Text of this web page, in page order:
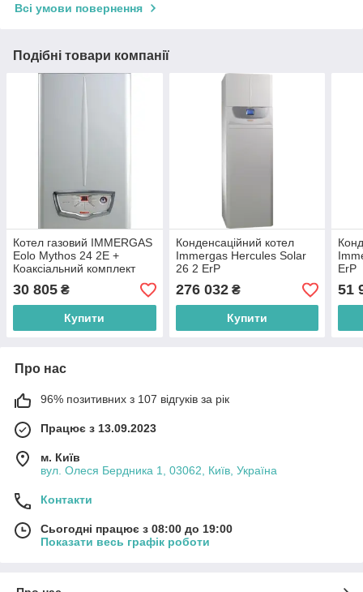
Всі умови повернення
Подібні товари компанії
Котел газовий IMMERGAS
Eolo Mythos 24 2E +
Коаксіальний комплект
30 805 ₴
Купити
Конденсаційний котел
Immergas Hercules Solar
26 2 ErP
276 032₴
Купити
ErP
51
Про нас
96% позитивних з 107 відгуків за рік
Працює з 13.09.2023
м. Київ
вул. Олеся Бердника 1, 03062, Київ, Україна
Контакти
Сьогодні працює з 08:00 до 19:00
Показати весь графік роботи